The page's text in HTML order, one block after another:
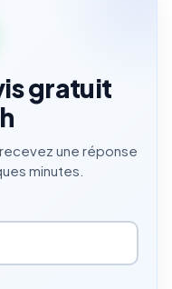
gratuit
une réponse
minutes.